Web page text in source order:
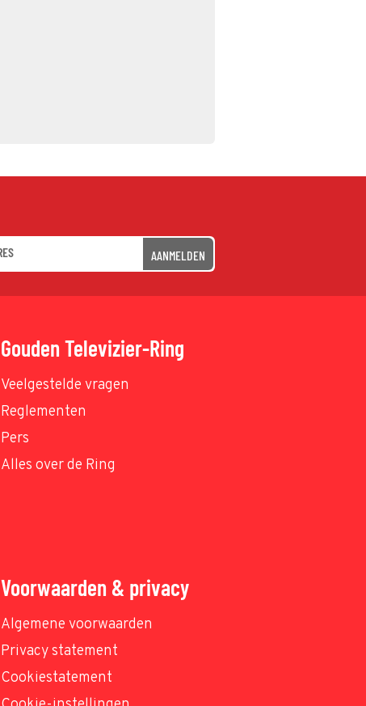
AANMELDEN
Gouden Televizier-Ring
Veelgestelde vragen
Reglementen
Pers
Alles over de Ring
Voorwaarden & privacy
Algemene voorwaarden
Privacy statement
Cookiestatement